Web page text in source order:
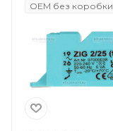
OEM без коробки